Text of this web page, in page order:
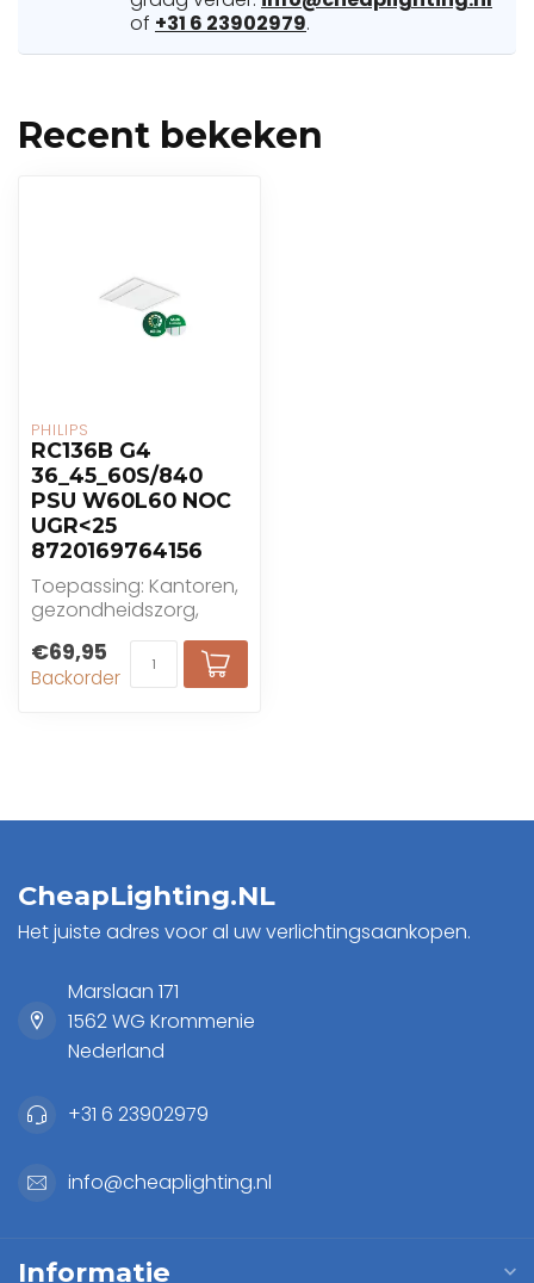
of +31 6 23902979.
Recent bekeken
PHILIPS
RC136B G4
36_45_60S/840
PSU W60L60 NOC
UGR<25
8720169764156
Toepassing: Kantoren,
gezondheidszorg,
€69,95
Backorder
CheapLighting.NL
Het juiste adres voor al uw verlichtingsaankopen.
Marslaan 171
1562 WG Krommenie
Nederland
+31 6 23902979
info@cheaplighting.nl
Informatie